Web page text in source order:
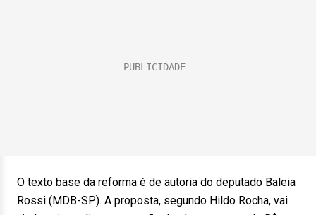
O texto base da reforma é de autoria do deputado Baleia
Rossi (MDB-SP). A proposta, segundo Hildo Rocha, vai